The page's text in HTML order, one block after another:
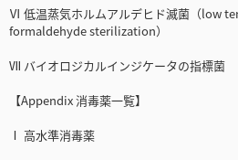
Ⅵ 低温蒸気ホルムアルデヒド滅菌（low
formaldehyde sterilization）
Ⅶ バイオロジカルインジケータの指標菌
【Appendix 消毒薬一覧】
Ⅰ 高水準消毒薬